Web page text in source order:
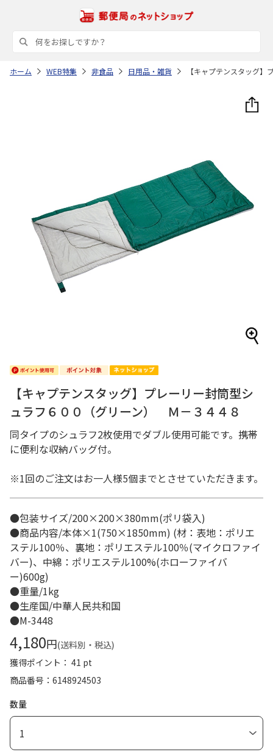
ホーム WEB特集 非食品 日用品・雑貨 【キャプテンスタッグ
【キャプテンスタッグ】プレーリー封筒型シ
ュラフ６００（グリーン） Ｍ－３４４８
同タイプのシュラフ2枚使用でダブル使用可能です。携帯
に便利な収納バッグ付。
※1回のご注文はお一人様5個までとさせていただきます。
●包装サイズ/200×200×380mm(ポリ袋入)
●商品内容/本体×1(750×1850mm) (材：表地：ポリエ
ステル100％、裏地：ポリエステル100％(マイクロファイ
バー)、中綿：ポリエステル100%(ホローファイバ
ー)600g)
●重量/1kg
●生産国/中華人民共和国
●M-3448
4,180円(送料別・税込)
獲得ポイント： 41 pt
商品番号
6148924503
数量
1